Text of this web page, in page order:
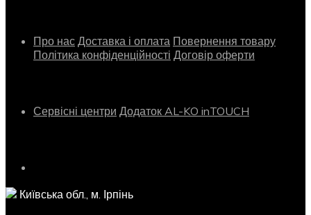
Про нас Доставка і оплата Повернення товару
Політика конфіденційності Договір оферти
Сервісні центри Додаток AL-KO inTOUCH
Київська обл., м. Ірпінь